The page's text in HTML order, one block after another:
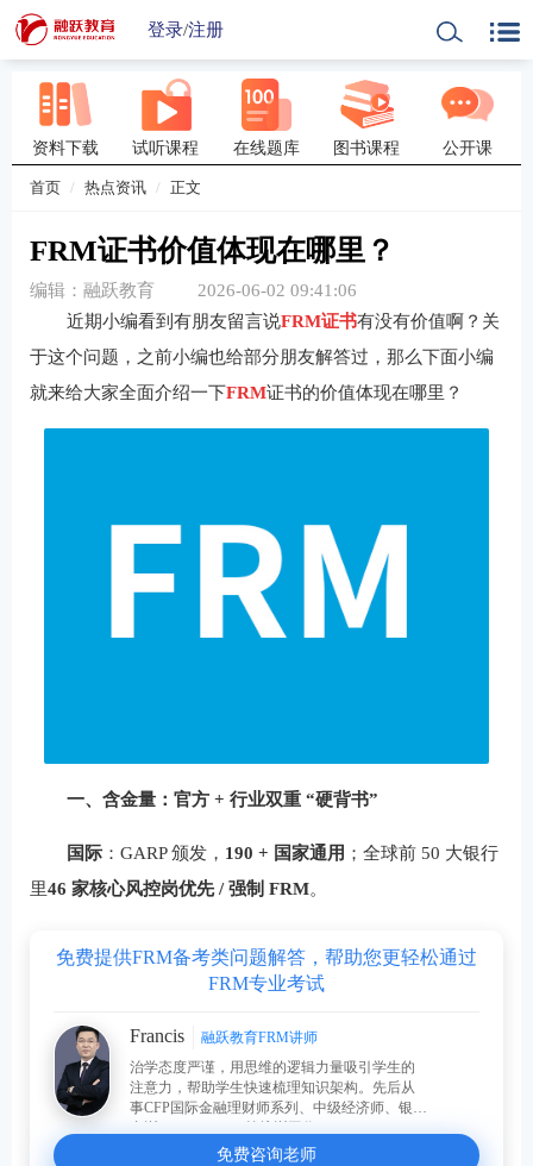
登录/注册
资料下载 试听课程 在线题库 图书课程 公开课
首页 热点资讯 正文
FRM证书价值体现在哪里？
编辑：融跃教育
2026-06-02 09:41:06
近期小编看到有朋友留言说FRM证书有没有价值啊？关
于这个问题，之前小编也给部分朋友解答过，那么下面小编
就来给大家全面介绍一下FRM证书的价值体现在哪里？
一、含金量：官方 + 行业双重 “硬背书”
国际：GARP 颁发， 190 + 国家通用 ；全球前 50 大银行
里46 家核心风控岗优先 / 强制 FRM。
免费提供FRM备考类问题解答，帮助您更轻松通过
FRM专业考试
Francis
融跃教育FRM讲师
治学态度严谨，用思维的逻辑力量吸引学生的
注意力，帮助学生快速梳理知识架构。先后从
事CFP国际金融理财师系列、中级经济师、银行
免费咨询老师